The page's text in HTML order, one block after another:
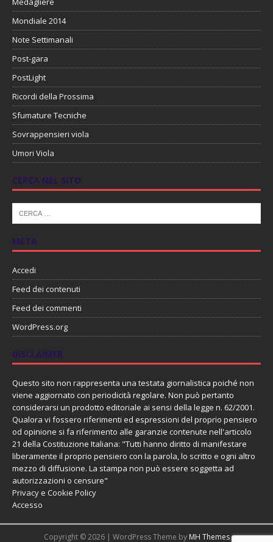
Mondiale 2014
Note Settimanali
Post-gara
PostLight
Ricordi della Prossima
Sfumature Tecniche
Sovrappensieri viola
Umori Viola
CERCA NEL SITO
META
Accedi
Feed dei contenuti
Feed dei commenti
WordPress.org
DISCLAIMER
Questo sito non rappresenta una testata giornalistica poiché non
viene aggiornato con periodicità regolare. Non può pertanto
considerarsi un prodotto editoriale ai sensi della legge n. 62/2001.
Qualora vi fossero riferimenti ed espressioni del proprio pensiero
od opinione si fa riferimento alle garanzie contenute nell'articolo
21 della Costituzione Italiana: "Tutti hanno diritto di manifestare
liberamente il proprio pensiero con la parola, lo scritto e ogni altro
mezzo di diffusione. La stampa non può essere soggetta ad
autorizzazioni o censure"
Privacy e Cookie Policy
Accesso
Copyright © 2026 | WordPress Theme by MH Themes